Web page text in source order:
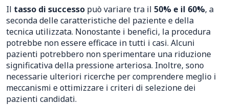
Il tasso di successo può variare tra il 50% e il 60%, a
seconda delle caratteristiche del paziente e della
tecnica utilizzata. Nonostante i benefici, la procedura
potrebbe non essere efficace in tutti i casi. Alcuni
pazienti potrebbero non sperimentare una riduzione
significativa della pressione arteriosa. Inoltre, sono
necessarie ulteriori ricerche per comprendere meglio i
meccanismi e ottimizzare i criteri di selezione dei
pazienti candidati.